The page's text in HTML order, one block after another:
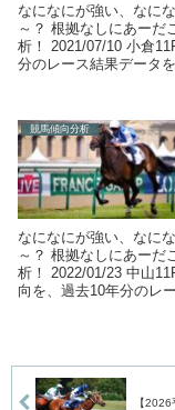
なになにが強い、なに
～？ 根拠なしにあーだ
析！ 2021/07/10 小倉
分のレース結果データを
競馬傾向分析
なになにが強い、なに
～？ 根拠なしにあーだ
析！ 2022/01/23 中山
向を、過去10年分のレ
【